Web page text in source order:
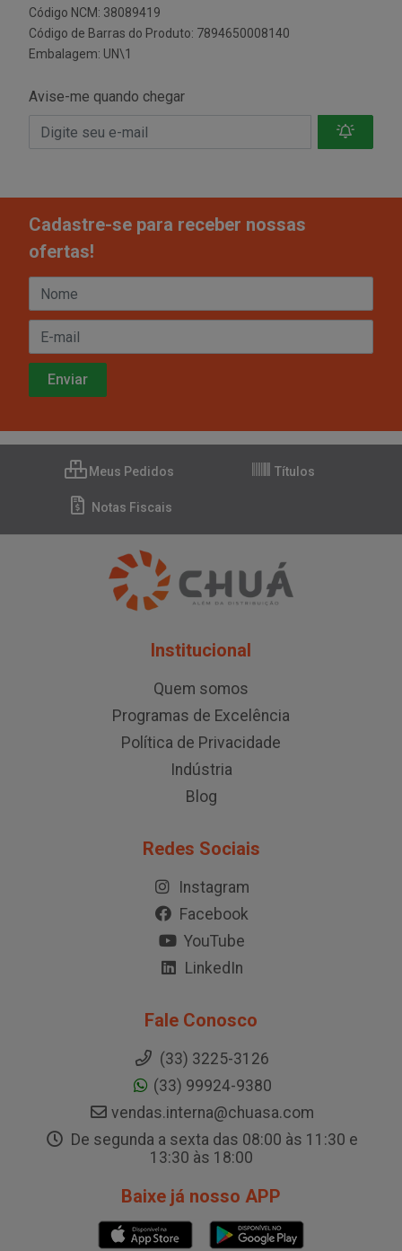
Código NCM: 38089419
Código de Barras do Produto: 7894650008140
Embalagem: UN\1
Avise-me quando chegar
Cadastre-se para receber nossas
ofertas!
Meus Pedidos Títulos
Notas Fiscais
Institucional
Quem somos
Programas de Excelência
Política de Privacidade
Indústria
Blog
Redes Sociais
Instagram
Facebook
YouTube
LinkedIn
Fale Conosco
(33) 3225-3126
(33) 99924-9380
vendas.interna@chuasa.com
De segunda a sexta das 08:00 às 11:30 e
13:30 às 18:00
Baixe já nosso APP